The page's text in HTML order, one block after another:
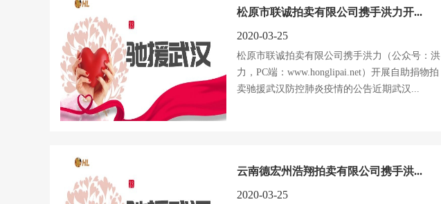
松原市联诚拍卖有限公司携手洪力开...
2020-03-25
松原市联诚拍卖有限公司携手洪力（公众号：洪
力，PC端：www.honglipai.net）开展自助捐物拍
卖驰援武汉防控肺炎疫情的公告近期武汉...
云南德宏州浩翔拍卖有限公司携手洪...
2020-03-25